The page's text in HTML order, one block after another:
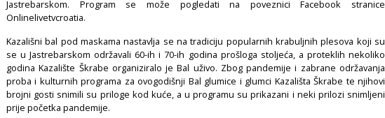
Jastrebarskom. Program se može pogledati na poveznici Facebook stranice
Onlinelivetvcroatia.
Kazališni bal pod maskama nastavlja se na tradiciju popularnih krabuljnih plesova koji su
se u Jastrebarskom održavali 60-ih i 70-ih godina prošloga stoljeća, a proteklih nekoliko
godina Kazalište Škrabe organiziralo je Bal uživo. Zbog pandemije i zabrane održavanja
proba i kulturnih programa za ovogodišnji Bal glumice i glumci Kazališta Škrabe te njihovi
brojni gosti snimili su priloge kod kuće, a u programu su prikazani i neki prilozi snimljeni
prije početka pandemije.